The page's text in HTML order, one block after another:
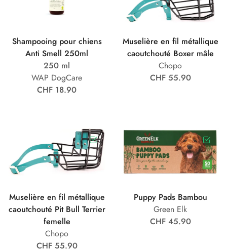
Shampooing pour chiens
Anti Smell 250ml
250 ml
WAP DogCare
CHF 18.90
Muselière en fil métallique
caoutchouté Boxer mâle
Chopo
CHF 55.90
Muselière en fil métallique
caoutchouté Pit Bull Terrier
femelle
Chopo
CHF 55.90
Puppy Pads Bambou
Green Elk
CHF 45.90